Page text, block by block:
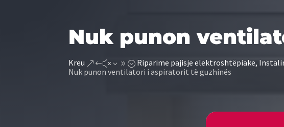
Nuk punon
Kreu &#x39; Riparime pajisje elektroshtëpiake,
Nuk punon ventilatori i aspiratorit të guzhinës